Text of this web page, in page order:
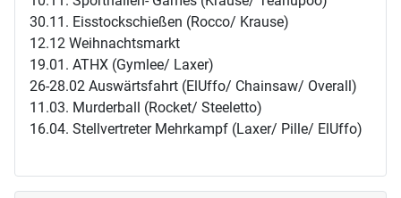
30.11. Eisstockschießen (Rocco/ Krause)
12.12 Weihnachtsmarkt
19.01. ATHX (Gymlee/ Laxer)
26-28.02 Auswärtsfahrt (ElUffo/ Chainsaw/ Overall)
11.03. Murderball (Rocket/ Steeletto)
16.04. Stellvertreter Mehrkampf (Laxer/ Pille/ ElUffo)